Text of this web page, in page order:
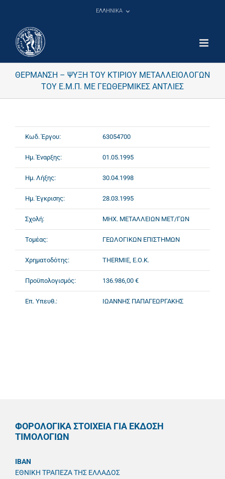
ΕΛΛΗΝΙΚΑ
ΘΕΡΜΑΝΣΗ – ΨΥΞΗ ΤΟΥ ΚΤΙΡΙΟΥ ΜΕΤΑΛΛΕΙΟΛΟΓΩΝ
ΤΟΥ Ε.Μ.Π. ΜΕ ΓΕΩΘΕΡΜΙΚΕΣ ΑΝΤΛΙΕΣ
Κωδ. Έργου: 63054700
Ημ. Έναρξης: 01.05.1995
Ημ. Λήξης: 30.04.1998
Ημ. Έγκρισης: 28.03.1995
Σχολή: ΜΗΧ. ΜΕΤΑΛΛΕΙΩΝ ΜΕΤ/ΓΩΝ
Τομέας: ΓΕΩΛΟΓΙΚΩΝ ΕΠΙΣΤΗΜΩΝ
Χρηματοδότης: ΤΗΕRΜΙΕ, Ε.Ο.Κ.
Προϋπολογισμός: 136.986,00 €
Επ. Υπευθ.: ΙΩΑΝΝΗΣ ΠΑΠΑΓΕΩΡΓΑΚΗΣ
ΦΟΡΟΛΟΓΙΚΑ ΣΤΟΙΧΕΙΑ ΓΙΑ ΕΚΔΟΣΗ
ΤΙΜΟΛΟΓΙΩΝ
IBAN
ΕΘΝΙΚΗ ΤΡΑΠΕΖΑ ΤΗΣ ΕΛΛΑΔΟΣ